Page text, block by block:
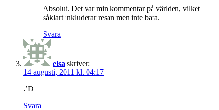
Absolut. Det var min kommentar på världen, vilket
såklart inkluderar resan men inte bara.
Svara
elsa skriver:
14 augusti, 2011 kl. 04:17
:’D
Svara